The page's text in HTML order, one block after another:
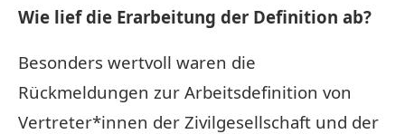
Wie lief die Erarbeitung der Definition ab?
Besonders wertvoll waren die
Rückmeldungen zur Arbeitsdefinition von
Vertreter*innen der Zivilgesellschaft und der